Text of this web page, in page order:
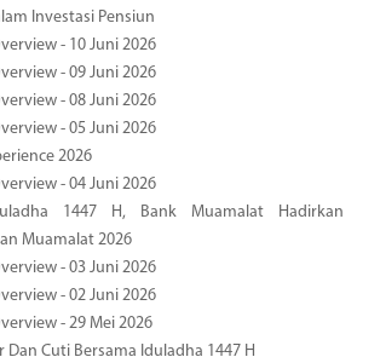
Investasi Pensiun
- 10 Juni 2026
- 09 Juni 2026
- 08 Juni 2026
- 05 Juni 2026
2026
- 04 Juni 2026
1447 H, Bank Muamalat Hadirkan
Muamalat 2026
- 03 Juni 2026
- 02 Juni 2026
- 29 Mei 2026
Dan Cuti Bersama Iduladha 1447 H